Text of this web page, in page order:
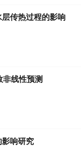
传热过程的影响
线性预测
影响研究